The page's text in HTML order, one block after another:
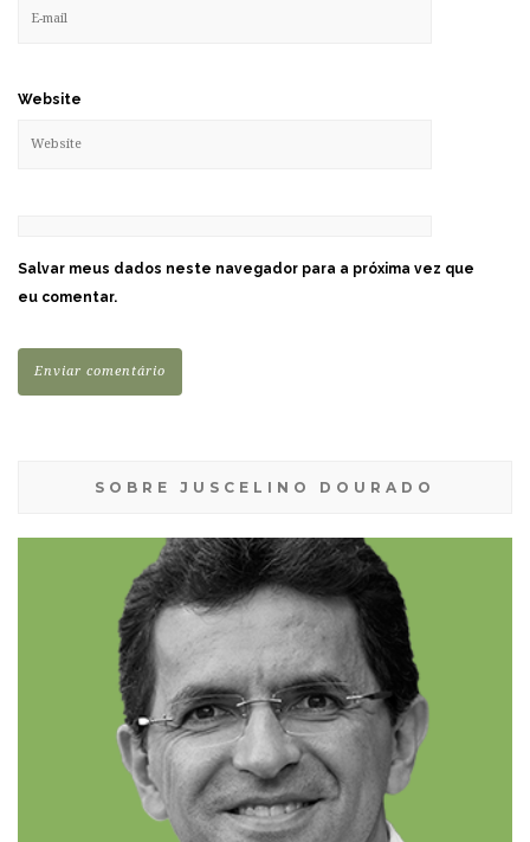
Website
Salvar meus dados neste navegador para a próxima vez que
eu comentar.
SOBRE JUSCELINO DOURADO